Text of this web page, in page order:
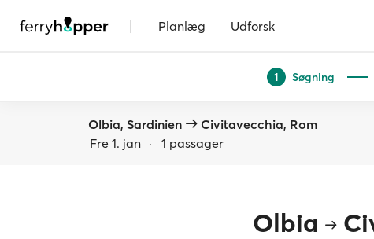
| Planlæg Udforsk
1 Søgning
Olbia, Sardinien
Civitavecchia, Rom
Fre 1. jan · 1 passager
Olbia